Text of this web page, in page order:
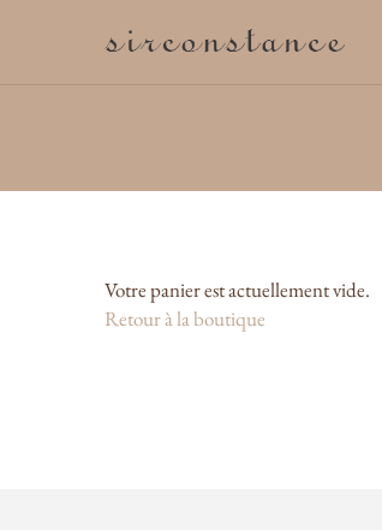
Votre panier est actuellement vide.
Retour à la boutique